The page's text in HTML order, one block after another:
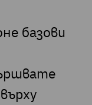
базови